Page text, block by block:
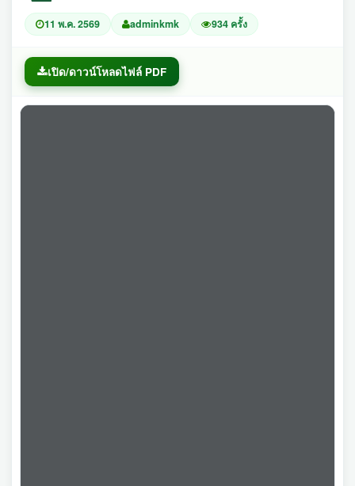
11 พ.ค. 2569 adminkmk 934 ครั้ง
เปิด/ดาวน์โหลดไฟล์ PDF